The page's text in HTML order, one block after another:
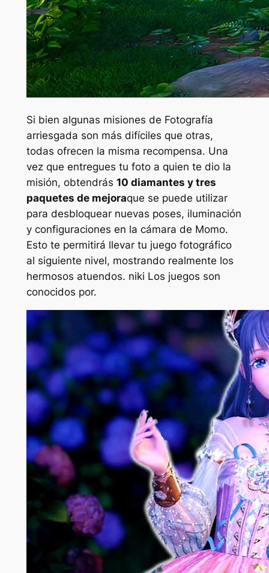
Si bien algunas misiones de Fotografía
arriesgada son más difíciles que otras,
todas ofrecen la misma recompensa. Una
vez que entregues tu foto a quien te dio la
misión, obtendrás 10 diamantes y tres
paquetes de mejoraque se puede utilizar
para desbloquear nuevas poses, iluminación
y configuraciones en la cámara de Momo.
Esto te permitirá llevar tu juego fotográfico
al siguiente nivel, mostrando realmente los
hermosos atuendos. niki Los juegos son
conocidos por.